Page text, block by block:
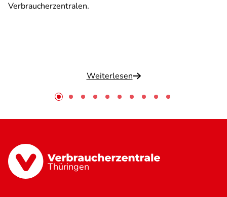
Verbraucherzentralen.
Weiterlesen
Thüringen